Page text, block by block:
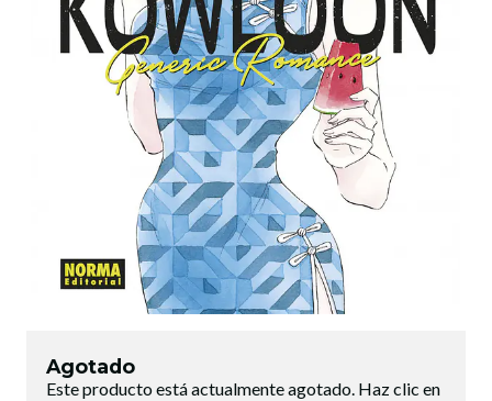
Agotado
Este producto está actualmente agotado. Haz clic en